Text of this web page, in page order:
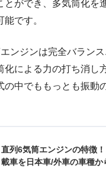
とができ、多気筒化を
です。
ンジンは完全バラン
化による力の打ち消し
の中でももっとも振動
直列6気筒エンジンの特徴
載車を日本車/外車の車種か